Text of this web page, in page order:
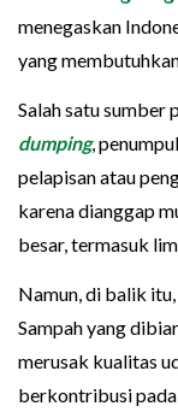
menegaskan
yang
Salah satu sumber
dumping,
pelapisan atau
karena dianggap
besar, termasuk
Namun, di balik itu,
Sampah yang
merusak kualitas
berkontribusi